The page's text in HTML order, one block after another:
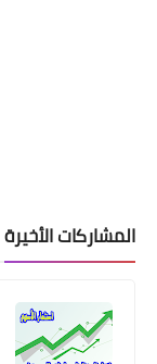
المشاركات الأخيرة